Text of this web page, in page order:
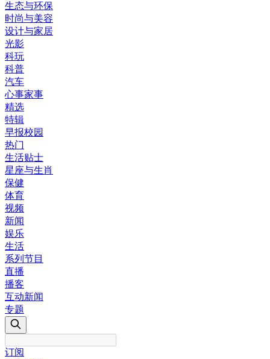
生态与环保
时尚与美容
设计与家居
光影
科玩
科普
汽车
心事家事
精选
特辑
早报校园
热门
生活贴士
星座与生肖
保健
体育
视频
新闻
娱乐
生活
系列节目
直播
播客
互动新闻
专题
订阅